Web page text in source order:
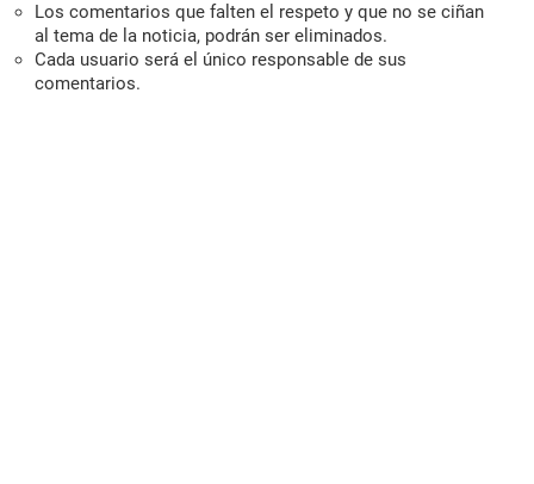
Los comentarios que falten el respeto y que no se ciñan
al tema de la noticia, podrán ser eliminados.
Cada usuario será el único responsable de sus
comentarios.